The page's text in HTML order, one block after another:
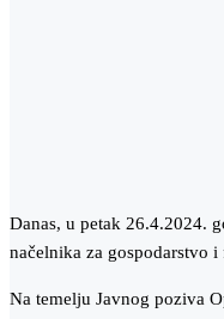
Danas, u petak 26.4.2024.
načelnika za gospodarstvo
Na temelju Javnog poziva